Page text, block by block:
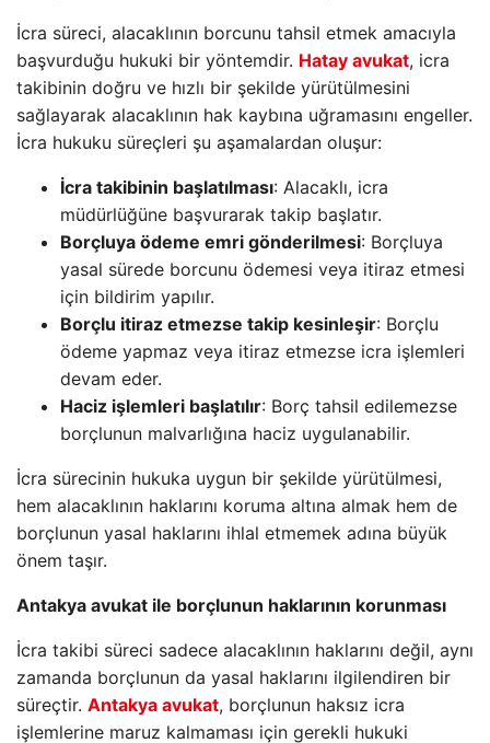
İcra süreci, alacaklının borcunu tahsil etmek amacıyla
başvurduğu hukuki bir yöntemdir. Hatay avukat, icra
takibinin doğru ve hızlı bir şekilde yürütülmesini
sağlayarak alacaklının hak kaybına uğramasını engeller.
İcra hukuku süreçleri şu aşamalardan oluşur:
İcra takibinin başlatılması: Alacaklı, icra
müdürlüğüne başvurarak takip başlatır.
Borçluya ödeme emri gönderilmesi: Borçluya
yasal sürede borcunu ödemesi veya itiraz etmesi
için bildirim yapılır.
Borçlu itiraz etmezse takip kesinleşir: Borçlu
ödeme yapmaz veya itiraz etmezse icra işlemleri
devam eder.
Haciz işlemleri başlatılır: Borç tahsil edilemezse
borçlunun malvarlığına haciz uygulanabilir.
İcra sürecinin hukuka uygun bir şekilde yürütülmesi,
hem alacaklının haklarını koruma altına almak hem de
borçlunun yasal haklarını ihlal etmemek adına büyük
önem taşır.
Antakya avukat ile borçlunun haklarının korunması
İcra takibi süreci sadece alacaklının haklarını değil, aynı
zamanda borçlunun da yasal haklarını ilgilendiren bir
süreçtir. Antakya avukat, borçlunun haksız icra
işlemlerine maruz kalmaması için gerekli hukuki